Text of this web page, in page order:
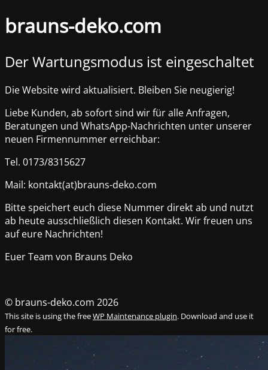
brauns-deko.com
Der Wartungsmodus ist eingeschaltet
Die Website wird aktualisiert. Bleiben Sie neugierig!
Liebe Kunden, ab sofort sind wir für alle Anfragen,
Beratungen und WhatsApp-Nachrichten unter unserer
neuen Firmennummer erreichbar:
Tel. 0173/8315627
Mail: kontakt(at)brauns-deko.com
Bitte speichert euch diese Nummer direkt ab und nutzt
ab heute ausschließlich diesen Kontakt. Wir freuen uns
auf eure Nachrichten!
Euer Team von Brauns Deko
© brauns-deko.com 2026
This site is using the freeWP Maintenance plugin. Download and use it
for free.